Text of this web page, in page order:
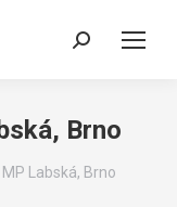
Search:
Brno
Labská, Brno